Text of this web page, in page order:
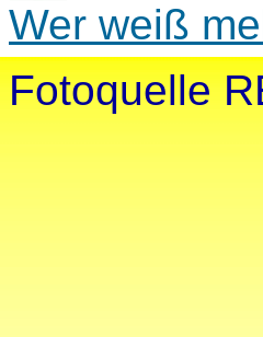
Wer weiß
Fotoquelle